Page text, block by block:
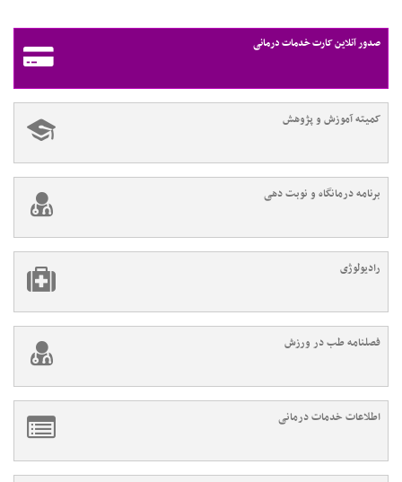
صدور آنلاین کارت خدمات درمانی
کمیته آموزش و پژوهش
برنامه درمانگاه و نوبت دهی
رادیولوژی
فصلنامه طب در ورزش
اطلاعات خدمات درمانی